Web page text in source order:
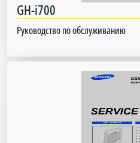
GH-i700
Руководство по обслуживанию